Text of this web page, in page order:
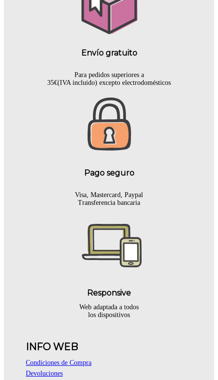
Envío gratuito
Para pedidos superiores a
35€(IVA incluido) excepto electrodomésticos
Pago seguro
Visa, Mastercard, Paypal
Transferencia bancaria
Responsive
Web adaptada a todos
los dispositivos
INFO WEB
Condiciones de Compra
Devoluciones